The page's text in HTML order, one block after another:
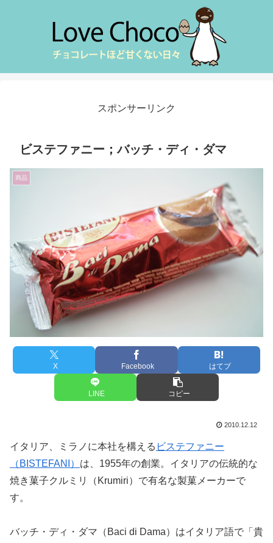
スポンサーリンク
ビステファニー；バッチ・ディ・ダマ
商品
X Facebook はてブ
LINE コピー
2010.12.12
イタリア、ミラノに本社を構える ビステファニー
（BISTEFANI） は、1955年の創業。イタリアの伝統的な
焼き菓子クルミリ（Krumiri）で有名な製菓メーカーで
す。
バッチ・ディ・ダマ（Baci di Dama）はイタリア語で「貴